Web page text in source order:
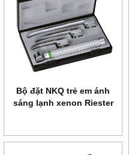
Bộ đặt NKQ trẻ em ánh
sáng lạnh xenon Riester